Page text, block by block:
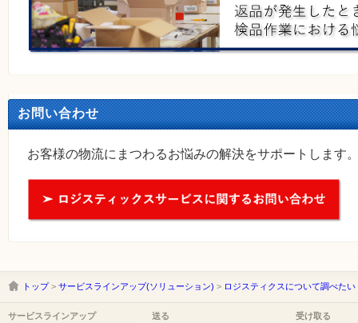
お問い合わせ
お客様の物流にまつわるお悩みの解決をサポートします
トップ> サービスラインアップ(ソリューション) > ロジスティクスについて調べたい
サービスラインアップ 送る 受け取る